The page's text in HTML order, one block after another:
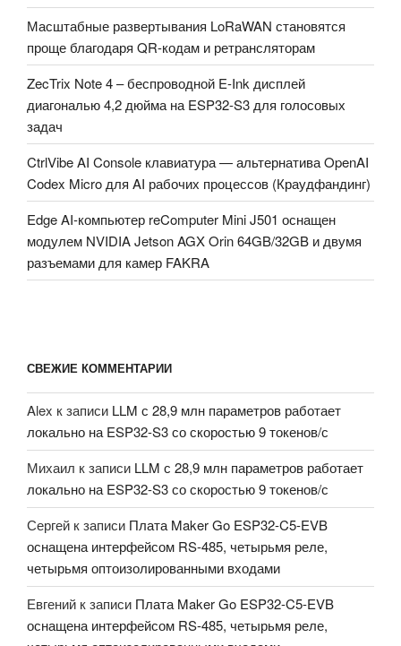
Масштабные развертывания LoRaWAN становятся
проще благодаря QR-кодам и ретрансляторам
ZecTrix Note 4 – беспроводной E-Ink дисплей
диагональю 4,2 дюйма на ESP32-S3 для голосовых
задач
CtrlVibe AI Console клавиатура — альтернатива OpenAI
Codex Micro для AI рабочих процессов (Краудфандинг)
Edge AI-компьютер reComputer Mini J501 оснащен
модулем NVIDIA Jetson AGX Orin 64GB/32GB и двумя
разъемами для камер FAKRA
СВЕЖИЕ КОММЕНТАРИИ
Alex к записи LLM с 28,9 млн параметров работает
локально на ESP32-S3 со скоростью 9 токенов/с
Михаил к записи LLM с 28,9 млн параметров работает
локально на ESP32-S3 со скоростью 9 токенов/с
Сергей к записи Плата Maker Go ESP32-C5-EVB
оснащена интерфейсом RS-485, четырьмя реле,
четырьмя оптоизолированными входами
Евгений к записи Плата Maker Go ESP32-C5-EVB
оснащена интерфейсом RS-485, четырьмя реле,